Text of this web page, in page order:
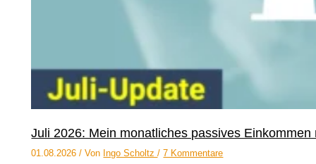
Juli 2026: Mein monatliches passives Einkommen
01.08.2026/ Von Ingo Scholtz/7 Kommentare